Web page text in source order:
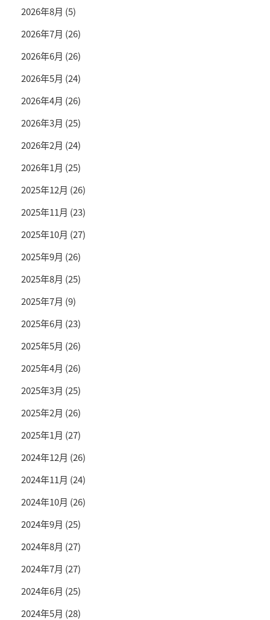
2026年8月 (5)
2026年7月 (26)
2026年6月 (26)
2026年5月 (24)
2026年4月 (26)
2026年3月 (25)
2026年2月 (24)
2026年1月 (25)
2025年12月 (26)
2025年11月 (23)
2025年10月 (27)
2025年9月 (26)
2025年8月 (25)
2025年7月 (9)
2025年6月 (23)
2025年5月 (26)
2025年4月 (26)
2025年3月 (25)
2025年2月 (26)
2025年1月 (27)
2024年12月 (26)
2024年11月 (24)
2024年10月 (26)
2024年9月 (25)
2024年8月 (27)
2024年7月 (27)
2024年6月 (25)
2024年5月 (28)